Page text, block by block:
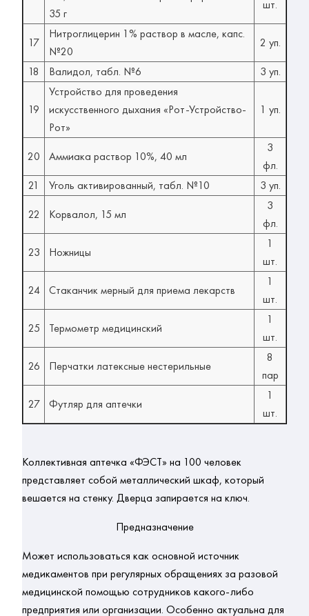
35 г
шт.
17
Нитроглицерин 1% раствор в масле, капс.
№20
2 уп.
18
Валидол, табл. №6 3 уп.
19
Устройство для проведения
искусственного дыхания «Рот-Устройство-
Рот»
1 уп.
20 Аммиака раствор 10%, 40 мл
3
фл.
21
Уголь активированный, табл. №10
3 уп.
22
Корвалол, 15 мл
3
фл.
23
Ножницы
1
шт.
24
Стаканчик мерный для приема лекарств
1
шт.
25
Термометр медицинский
1
шт.
26
Перчатки латексные нестерильные
8
пар
27
Футляр для аптечки
1
шт.
Коллективная аптечка «ФЭСТ» на 100 человек
представляет собой металлический шкаф, который
вешается на стенку. Дверца запирается на ключ.
Предназначение
Может использоваться как основной источник
медицинской помощью сотрудников какого-либо
предприятия или организации. Особенно актуальна для